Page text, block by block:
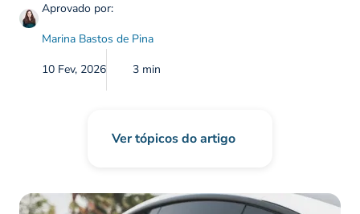
Aprovado por:
Marina Bastos de Pina
10 Fev, 2026
3 min
Ver tópicos do artigo